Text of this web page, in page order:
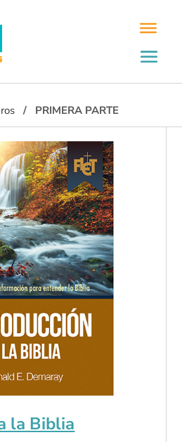
PRIMERA PARTE
la Biblia